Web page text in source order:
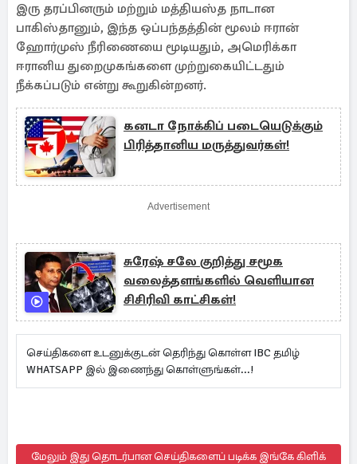
இரு தரப்பினரும் மற்றும் மத்தியஸ்த நாடான
பாகிஸ்தானும், இந்த ஒப்பந்தத்தின் மூலம் ஈரான்
ஹோர்முஸ் நீரிணையை மூடியதும், அமெரிக்கா
ஈரானிய துறைமுகங்களை முற்றுகையிட்டதும்
நீக்கப்படும் என்று கூறுகின்றனர்.
கனடா நோக்கிப் படையெடுக்கும்
பிரித்தானிய மருத்துவர்கள்!
Advertisement
சுரேஷ் சலே குறித்து சமூக
வலைத்தளங்களில் வெளியான
சிசிரிவி காட்சிகள்!
செய்திகளை உடனுக்குடன் தெரிந்து கொள்ள IBC தமிழ்
WHATSAPP இல் இணைந்து கொள்ளுங்கள்...!
மேலும் இது தொடர்பான செய்திகளைப் படிக்க இங்கே கிளிக்